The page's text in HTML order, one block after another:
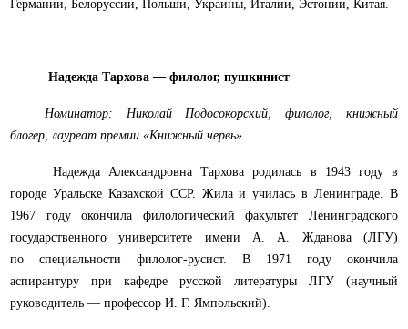
Германии, Белоруссии, Польши, Украины, Италии, Эстонии, Китая.
Надежда Тархова — филолог, пушкинист
Номинатор: Николай Подосокорский, филолог, книжный
блогер, лауреат премии «Книжный червь»
Надежда Александровна Тархова родилась в 1943 году в
городе Уральске Казахской ССР. Жила и училась в Ленинграде. В
1967 году окончила филологический факультет Ленинградского
государственного университете имени А. А. Жданова (ЛГУ)
по специальности филолог-русист. В 1971 году окончила
аспирантуру при кафедре русской литературы ЛГУ (научный
руководитель — профессор И. Г. Ямпольский).